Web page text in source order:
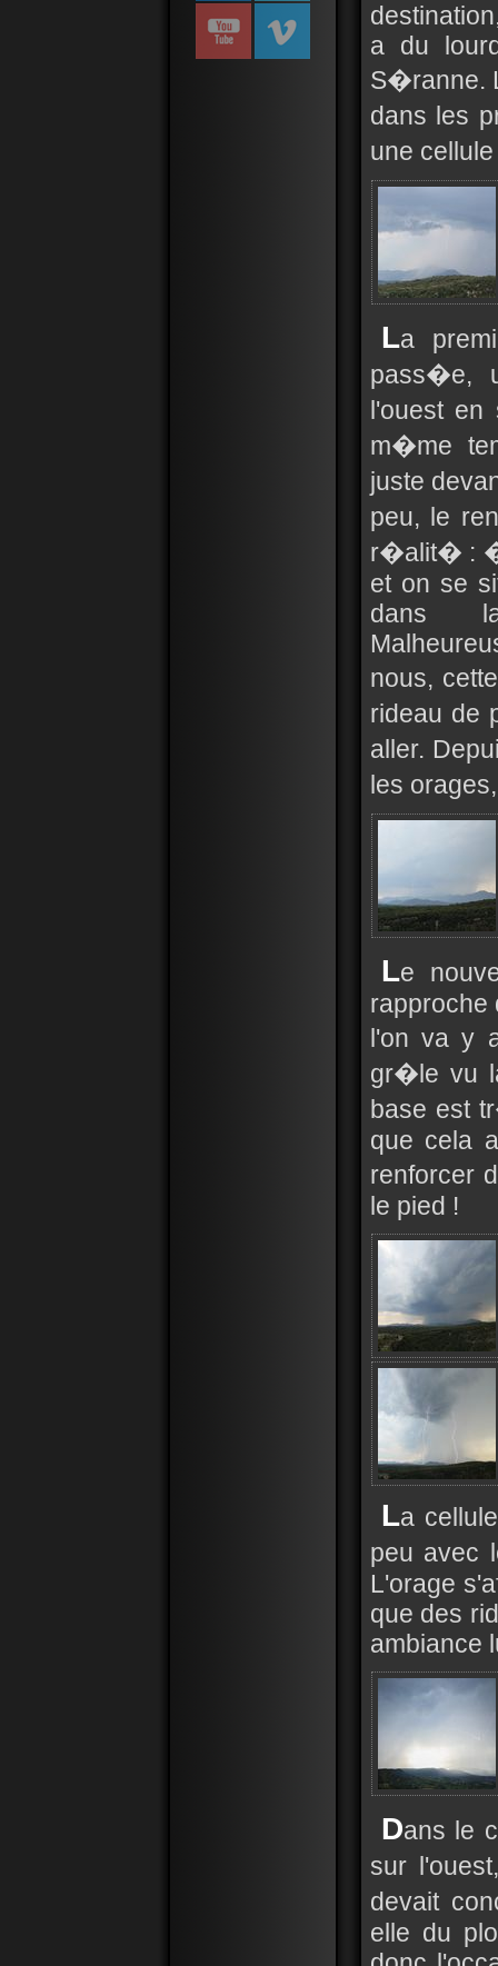
a du
S�ranne.
dans les
une
La
pass�e,
l'ouest
m�me
juste
peu, le
r�alit� : �
et on se
dans
nous,
rideau de
aller.
les
Le
rapproche
l'on va y
gr�le vu
base est
que cela
renforcer
le pied !
La
peu avec
L'orage
que des
ambiance
Dans le
sur
devait
elle du